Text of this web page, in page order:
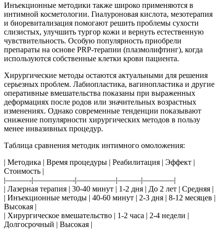
Инъекционные методики также широко применяются в
интимной косметологии. Гиалуроновая кислота, мезотерапия
и биоревитализация помогают решить проблемы сухости
слизистых, улучшить тургор кожи и вернуть естественную
чувствительность. Особую популярность приобрели
препараты на основе PRP-терапии (плазмолифтинг), когда
используются собственные клетки крови пациента.
Хирургические методы остаются актуальными для решения
серьезных проблем. Лабиопластика, вагинопластика и другие
оперативные вмешательства показаны при выраженных
деформациях после родов или значительных возрастных
изменениях. Однако современные тенденции показывают
снижение популярности хирургических методов в пользу
менее инвазивных процедур.
Таблица сравнения методик интимного омоложения:
| Методика | Время процедуры | Реабилитация | Эффект |
Стоимость |
|———-|—————-|—————|———|————|
| Лазерная терапия | 30-40 минут | 1-2 дня | До 2 лет | Средняя |
| Инъекционные методы | 40-60 минут | 2-3 дня | 8-12 месяцев |
Высокая |
| Хирургическое вмешательство | 1-2 часа | 2-4 недели |
Долгосрочный | Высокая |